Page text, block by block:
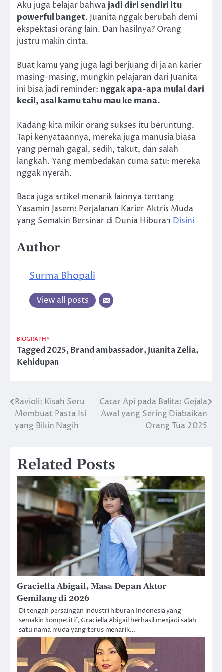
Aku juga belajar bahwa jadi diri sendiri itu
powerful banget. Juanita nggak berubah demi
ekspektasi orang lain. Dan hasilnya? Orang
justru makin cinta.
Buat kamu yang juga lagi berjuang di jalan karier
masing-masing, mungkin pelajaran dari Juanita
ini bisa jadi reminder: nggak apa-apa mulai dari
kecil, asal kamu tahu mau ke mana.
Kadang kita mikir orang sukses itu beruntung.
Tapi kenyataannya, mereka juga manusia biasa
yang pernah gagal, sedih, takut, dan salah
langkah. Yang membedakan cuma satu: mereka
nggak nyerah.
Baca juga artikel menarik lainnya tentang
Yasamin Jasem: Perjalanan Karier Aktris Muda
yang Semakin Bersinar di Dunia Hiburan Disini
Author
Surma Bhopali
View all posts
BIOGRAPHY
Tagged2025,Brand ambassador,Juanita Zelia,
Kehidupan
Post
navigation
Ravioli: Kisah Seru
Membuat Pasta Isi
yang Bikin Nagih
Cacar Api pada Balita: Gejala
Awal yang Sering Diabaikan
Orang Tua 2025
Related Posts
Graciella Abigail, Masa Depan Aktor
Gemilang di 2026
Di tengah persaingan industri hiburan Indonesia yang
semakin kompetitif, Graciella Abigail berhasil menjadi salah
satu nama muda yang terus menarik…